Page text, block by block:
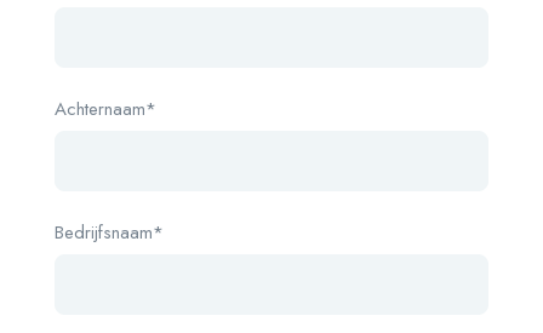
Achternaam*
Bedrijfsnaam*